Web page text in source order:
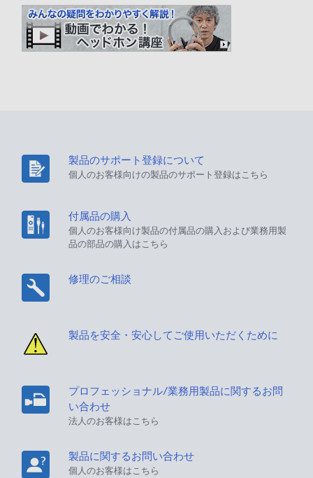
製品のサポート登録について
個人のお客様向けの製品のサポート登録はこちら
付属品の購入
個人のお客様向け製品の付属品の購入および業務用製
品の部品の購入はこちら
修理のご相談
製品を安全・安心してご使用いただくために
プロフェッショナル/業務用製品に関するお問
い合わせ
法人のお客様はこちら
製品に関するお問い合わせ
個人のお客様はこちら